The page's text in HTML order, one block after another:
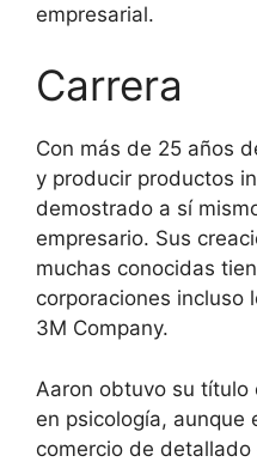
empresarial.
Carrera
Con más de 25 años
y producir productos
demostrado a sí
empresario. Sus
muchas conocidas
corporaciones incluso
3M Company.
Aaron obtuvo su título
en psicología, aunque
comercio de